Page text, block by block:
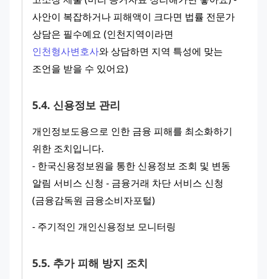
사안이 복잡하거나 피해액이 크다면 법률 전문가
인천형사변호사와 상담하면 지역 특성에 맞는
조언을 받을 수 있어요)
5.4. 신용정보 관리
개인정보도용으로 인한 금융 피해를 최소화하기
위한 조치입니다.
- 한국신용정보원을 통한 신용정보 조회 및 변동
알림 서비스 신청 - 금융거래 차단 서비스 신청
(금융감독원 금융소비자포털)
- 주기적인 개인신용정보 모니터링
5.5. 추가 피해 방지 조치